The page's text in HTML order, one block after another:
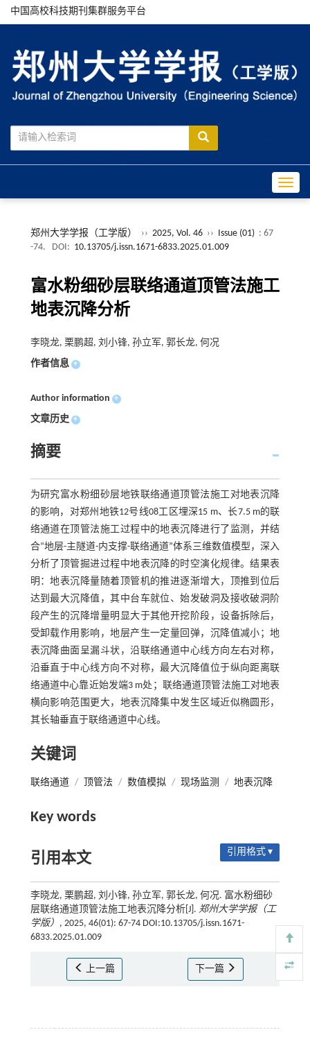
中国高校科技期刊集群服务平台
郑州大学学报（工学版） ›› 2025, Vol. 46 ›› Issue (01) : 67
-74.
DOI: 10.13705/j.issn.1671-6833.2025.01.009
富水粉细砂层联络通道顶管法施工
地表沉降分析
李晓龙, 栗鹏超, 刘小锋, 孙立军, 郭长龙, 何况
作者信息 +
Author information +
文章历史 +
摘要
为研究富水粉细砂层地铁联络通道顶管法施工对地表沉降
的影响，对郑州地铁12号线08工区埋深15 m、长7.5 m的联
络通道在顶管法施工过程中的地表沉降进行了监测，并结
合“地层-主隧道-内支撑-联络通道”体系三维数值模型，深入
分析了顶管掘进过程中地表沉降的时空演化规律。结果表
明：地表沉降量随着顶管机的推进逐渐增大，顶推到位后
达到最大沉降值，其中台车就位、始发破洞及接收破洞阶
段产生的沉降增量明显大于其他开挖阶段，设备拆除后，
受卸载作用影响，地层产生一定量回弹，沉降值减小；地
表沉降曲面呈漏斗状，沿联络通道中心线方向左右对称，
沿垂直于中心线方向不对称，最大沉降值位于纵向距离联
络通道中心靠近始发端3 m处；联络通道顶管法施工对地表
横向影响范围更大，地表沉降集中发生区域近似椭圆形，
其长轴垂直于联络通道中心线。
关键词
联络通道 / 顶管法 / 数值模拟 / 现场监测 / 地表沉降
Key words
引用本文 引用格式 ▾
李晓龙, 栗鹏超, 刘小锋, 孙立军, 郭长龙, 何况. 富水粉细砂
层联络通道顶管法施工地表沉降分析[J]. 郑州大学学报（工
学版） , 2025, 46(01): 67-74 DOI:10.13705/j.issn.1671-
6833.2025.01.009
上一篇 下一篇